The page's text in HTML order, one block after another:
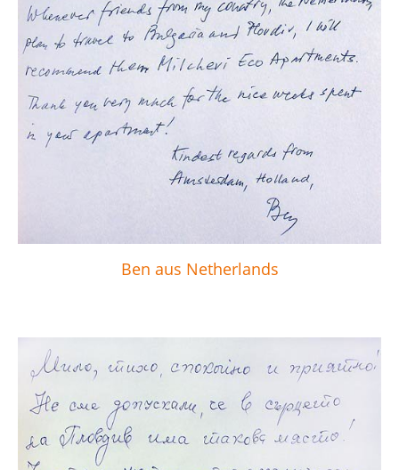
Ben aus Netherlands